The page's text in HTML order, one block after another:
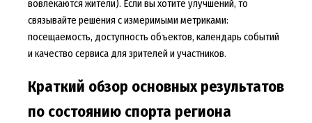
вовлекаются жители). Если вы хотите улучшений, то
связывайте решения с измеримыми метриками:
посещаемость, доступность объектов, календарь событий
и качество сервиса для зрителей и участников.
Краткий обзор основных результатов
по состоянию спорта региона